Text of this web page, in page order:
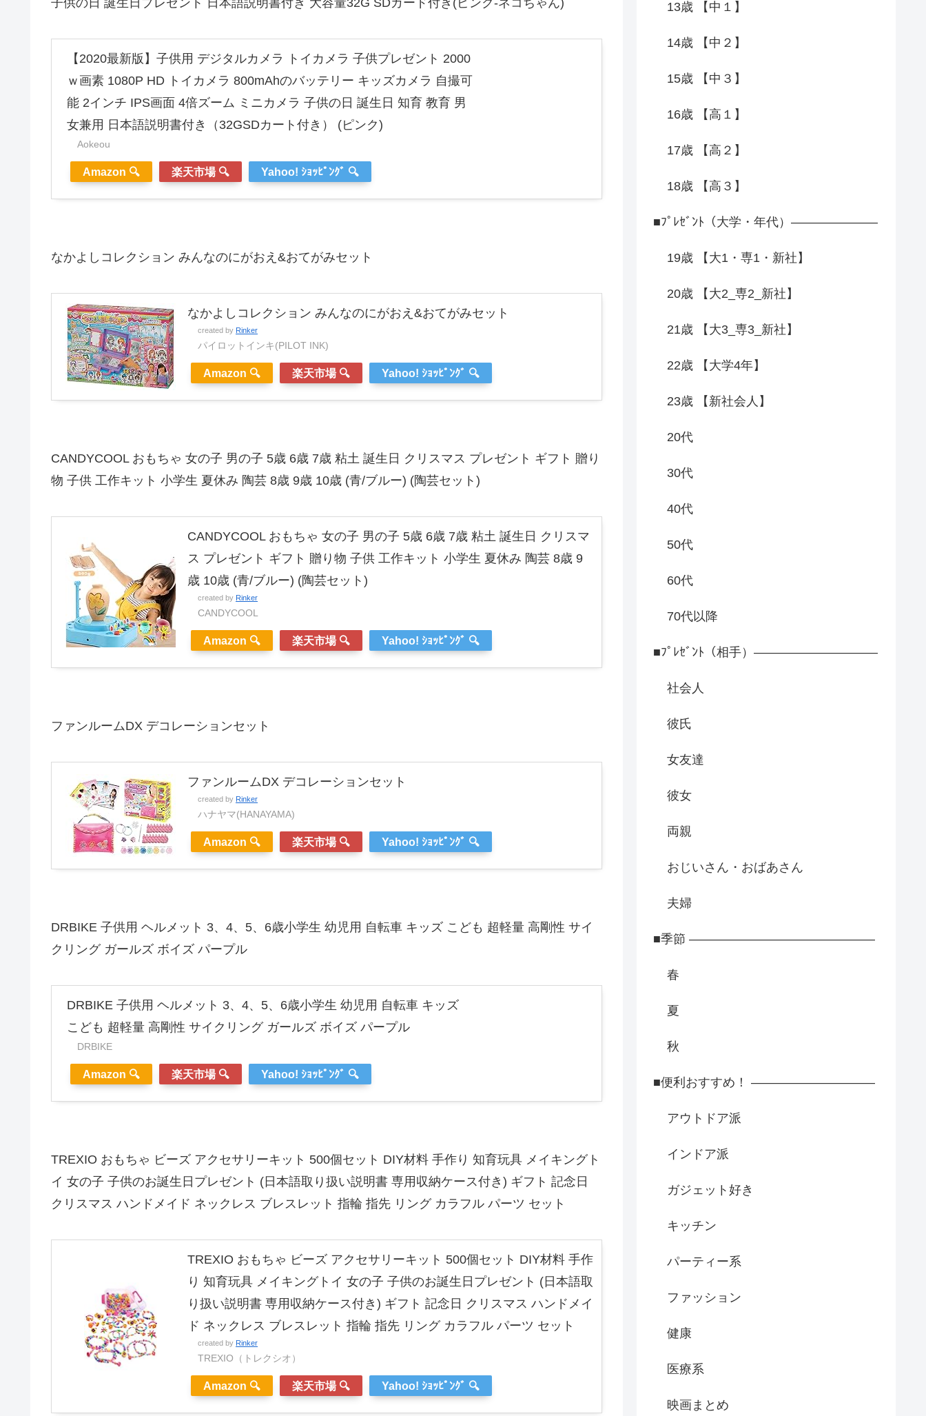
子供の日 誕生日プレゼント 日本語説明書付き 大容量32G SDカード付き(ピンク-ネコちゃん)
【2020最新版】子供用 デジタルカメラ トイカメラ 子供プレゼント 2000
ｗ画素 1080P HD トイカメラ 800mAhのバッテリー キッズカメラ 自撮可
能 2インチ IPS画面 4倍ズーム ミニカメラ 子供の日 誕生日 知育 教育 男
女兼用 日本語説明書付き（32GSDカート付き） (ピンク)
Aokeou
Amazon 🔍 楽天市場 🔍 Yahoo! ｼｮｯﾋﾟﾝｸﾞ 🔍
なかよしコレクション みんなのにがおえ&おてがみセット
なかよしコレクション みんなのにがおえ&おてがみセット
created by Rinker
パイロットインキ(PILOT INK)
Amazon 🔍 楽天市場 🔍 Yahoo! ｼｮｯﾋﾟﾝｸﾞ 🔍
CANDYCOOL おもちゃ 女の子 男の子 5歳 6歳 7歳 粘土 誕生日 クリスマス プレゼント ギフト 贈り
物 子供 工作キット 小学生 夏休み 陶芸 8歳 9歳 10歳 (青/ブルー) (陶芸セット)
CANDYCOOL おもちゃ 女の子 男の子 5歳 6歳 7歳 粘土 誕生日 クリスマ
ス プレゼント ギフト 贈り物 子供 工作キット 小学生 夏休み 陶芸 8歳 9
歳 10歳 (青/ブルー) (陶芸セット)
created by Rinker
CANDYCOOL
Amazon 🔍 楽天市場 🔍 Yahoo! ｼｮｯﾋﾟﾝｸﾞ 🔍
ファンルームDX デコレーションセット
ファンルームDX デコレーションセット
created by Rinker
ハナヤマ(HANAYAMA)
Amazon 🔍 楽天市場 🔍 Yahoo! ｼｮｯﾋﾟﾝｸﾞ 🔍
DRBIKE 子供用 ヘルメット 3、4、5、6歳小学生 幼児用 自転車 キッズ こども 超軽量 高剛性 サイ
クリング ガールズ ボイズ パープル
DRBIKE 子供用 ヘルメット 3、4、5、6歳小学生 幼児用 自転車 キッズ
こども 超軽量 高剛性 サイクリング ガールズ ボイズ パープル
DRBIKE
Amazon 🔍 楽天市場 🔍 Yahoo! ｼｮｯﾋﾟﾝｸﾞ 🔍
TREXIO おもちゃ ビーズ アクセサリーキット 500個セット DIY材料 手作り 知育玩具 メイキングト
イ 女の子 子供のお誕生日プレゼント (日本語取り扱い説明書 専用収納ケース付き) ギフト 記念日
クリスマス ハンドメイド ネックレス ブレスレット 指輪 指先 リング カラフル パーツ セット
TREXIO おもちゃ ビーズ アクセサリーキット 500個セット DIY材料 手作
り 知育玩具 メイキングトイ 女の子 子供のお誕生日プレゼント (日本語取
り扱い説明書 専用収納ケース付き) ギフト 記念日 クリスマス ハンドメイ
ド ネックレス ブレスレット 指輪 指先 リング カラフル パーツ セット
created by Rinker
TREXIO（トレクシオ）
Amazon 🔍 楽天市場 🔍 Yahoo! ｼｮｯﾋﾟﾝｸﾞ 🔍
13歳 【中１】
14歳 【中２】
15歳 【中３】
16歳 【高１】
17歳 【高２】
18歳 【高３】
■ﾌﾟﾚｾﾞﾝﾄ（大学・年代）―――――――
19歳 【大1・専1・新社】
20歳 【大2_専2_新社】
21歳 【大3_専3_新社】
22歳 【大学4年】
23歳 【新社会人】
20代
30代
40代
50代
60代
70代以降
■ﾌﾟﾚｾﾞﾝﾄ（相手）――――――――――
社会人
彼氏
女友達
彼女
両親
おじいさん・おばあさん
夫婦
■季節 ―――――――――――――――
春
夏
秋
■便利おすすめ！ ――――――――――
アウトドア派
インドア派
ガジェット好き
キッチン
パーティー系
ファッション
健康
医療系
映画まとめ